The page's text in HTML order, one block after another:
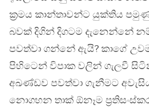
ක්‍රමය කාන්තාවන්ට යුක්තිය
බවක් දිගින් දිගටම දැනෙන්නේ
පවත්වා ගන්නේ ඇයි? කාගේ
පිහිටෙන් විපාක වලින් ගැලවී
අඛණ්ඩව පවත්වා ගැනීමට
නොගහන තාක් ඕනෑම